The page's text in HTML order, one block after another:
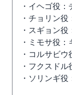
・イヘゴ役
・チョリン
・スギョン
・ミモサ役
・コルサビ
・フクスド
・ソリンギ